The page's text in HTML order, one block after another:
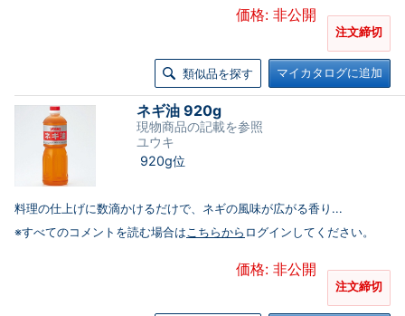
価格: 非公開
注文締切
類似品を探す マイカタログに追加
ネギ油 920g
現物商品の記載を参照
ユウキ
920g位
料理の仕上げに数滴かけるだけで、ネギの風味が広がる香り...
※すべてのコメントを読む場合はこちらから ログインしてください。
価格: 非公開
注文締切